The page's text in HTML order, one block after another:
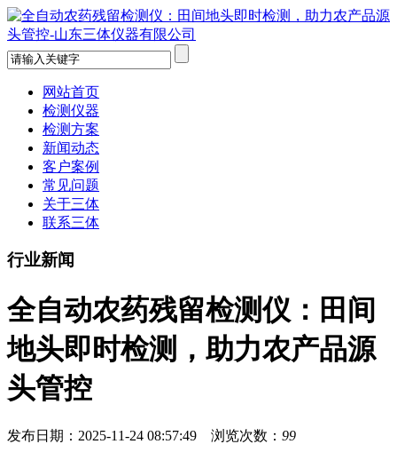
网站首页
检测仪器
检测方案
新闻动态
客户案例
常见问题
关于三体
联系三体
行业新闻
全自动农药残留检测仪：田间
地头即时检测，助力农产品源
头管控
发布日期：2025-11-24 08:57:49 浏览次数： 99